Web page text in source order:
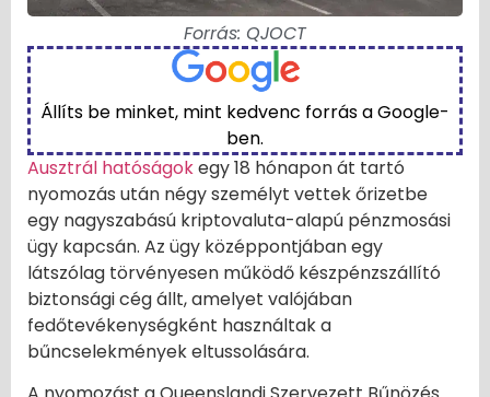
Forrás: QJOCT
Állíts be minket, mint kedvenc forrás a Google-
ben.
Ausztrál hatóságokegy 18 hónapon át tartó
nyomozás után négy személyt vettek őrizetbe
egy nagyszabású kriptovaluta-alapú pénzmosási
ügy kapcsán. Az ügy középpontjában egy
látszólag törvényesen működő készpénzszállító
biztonsági cég állt, amelyet valójában
fedőtevékenységként használtak a
bűncselekmények eltussolására.